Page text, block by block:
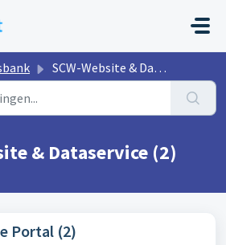
SCW-Website & Dataservice
& Dataservice (2)
Portal (2)